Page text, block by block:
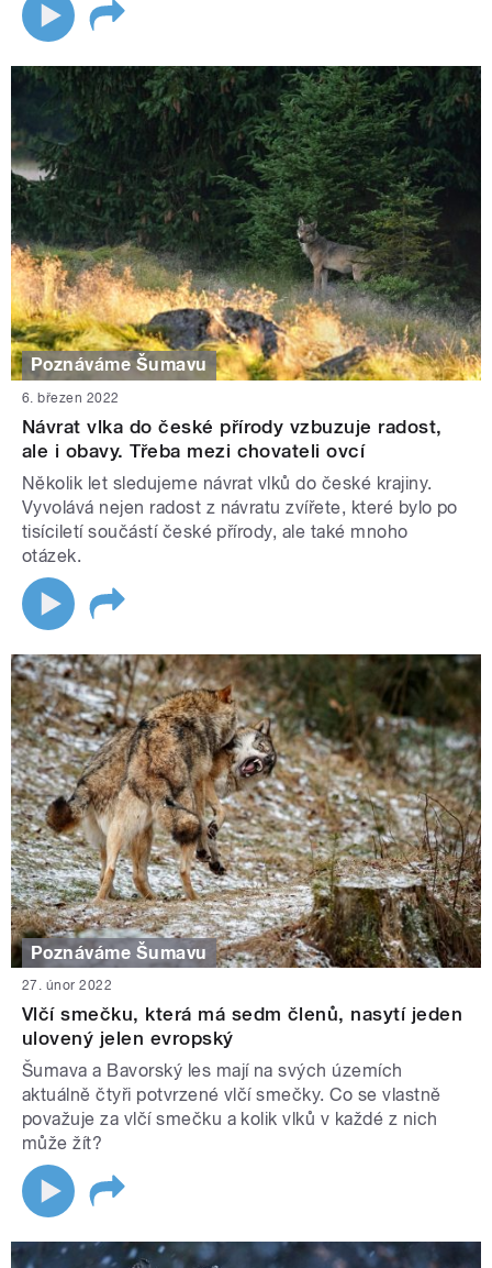
Poznáváme Šumavu
6. březen 2022
Návrat vlka do české přírody vzbuzuje radost,
ale i obavy. Třeba mezi chovateli ovcí
Několik let sledujeme návrat vlků do české krajiny.
Vyvolává nejen radost z návratu zvířete, které bylo po
tisíciletí součástí české přírody, ale také mnoho
otázek.
Poznáváme Šumavu
27. únor 2022
Vlčí smečku, která má sedm členů, nasytí jeden
ulovený jelen evropský
Šumava a Bavorský les mají na svých územích
aktuálně čtyři potvrzené vlčí smečky. Co se vlastně
považuje za vlčí smečku a kolik vlků v každé z nich
může žít?